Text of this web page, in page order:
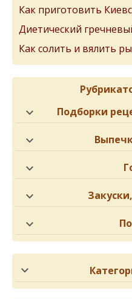
Как приготовить
Диетический
Как солить и вялить
Подборки